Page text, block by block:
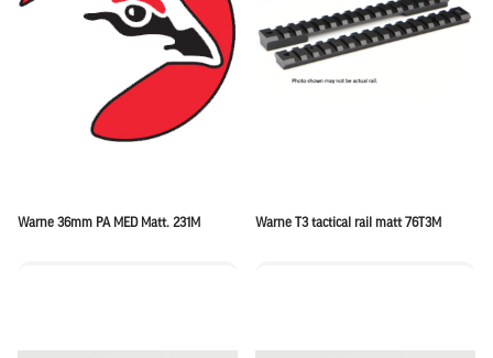
Warne 36mm PA MED Matt. 231M Warne T3 tactical rail matt 76T3M